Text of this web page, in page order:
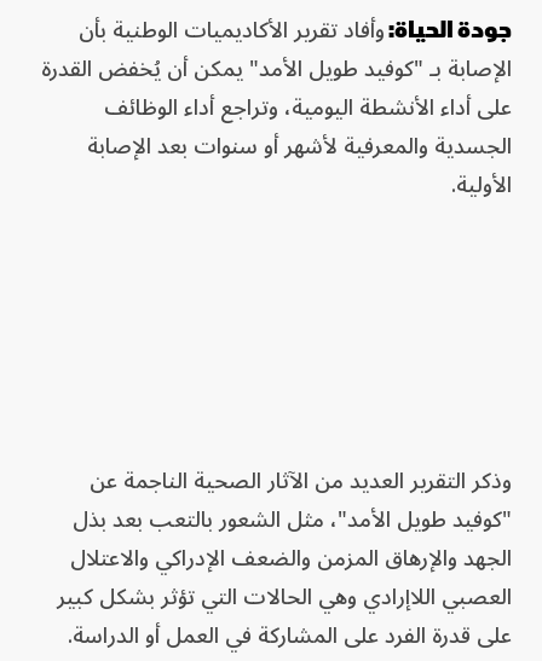
جودة الحياة:وأفاد تقرير الأكاديميات الوطنية بأن
الإصابة بـ "كوفيد طويل الأمد" يمكن أن يُخفض القدرة
على أداء الأنشطة اليومية، وتراجع أداء الوظائف
الجسدية والمعرفية لأشهر أو سنوات بعد الإصابة
الأولية.
وذكر التقرير العديد من الآثار الصحية الناجمة عن
"كوفيد طويل الأمد"، مثل الشعور بالتعب بعد بذل
الجهد والإرهاق المزمن والضعف الإدراكي والاعتلال
العصبي اللاإرادي وهي الحالات التي تؤثر بشكل كبير
على قدرة الفرد على المشاركة في العمل أو الدراسة.